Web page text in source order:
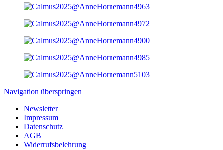
Navigation überspringen
Newsletter
Impressum
Datenschutz
AGB
Widerrufsbelehrung